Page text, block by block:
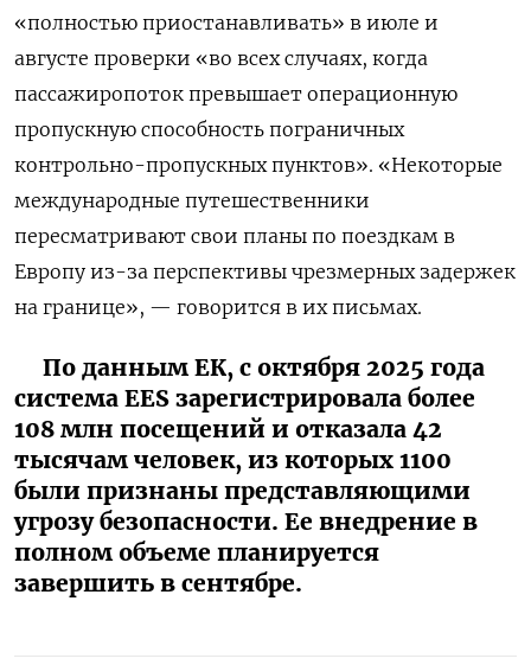
«полностью приостанавливать» в июле и
августе проверки «во всех случаях, когда
пассажиропоток превышает операционную
пропускную способность пограничных
контрольно-пропускных пунктов». «Некоторые
международные путешественники
пересматривают свои планы по поездкам в
Европу из-за перспективы чрезмерных задержек
на границе», — говорится в их письмах.
По данным ЕК, с октября 2025 года
система EES зарегистрировала более
108 млн посещений и отказала 42
тысячам человек, из которых 1100
были признаны представляющими
угрозу безопасности. Ее внедрение в
полном объеме планируется
завершить в сентябре.